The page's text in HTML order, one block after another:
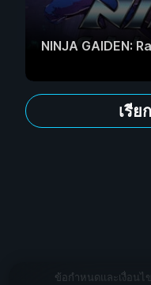
NINJA GAIDEN:
เรีย
ข้อกำหนดและเงื่อนไข